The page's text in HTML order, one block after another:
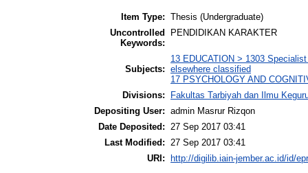
Item Type: Thesis (Undergraduate)
Uncontrolled
Keywords:
PENDIDIKAN KARAKTER
Subjects:
13 EDUCATION > 1303
elsewhere classified
17 PSYCHOLOGY AND
Divisions:
Fakultas Tarbiyah dan Ilmu
Depositing User: admin Masrur Rizqon
Date Deposited:
27 Sep 2017 03:41
Last Modified:
27 Sep 2017 03:41
URI:
http://digilib.iain-jember.ac.id/id/